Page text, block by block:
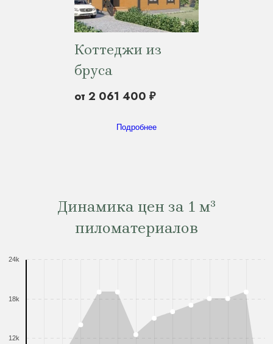
Коттеджи из
бруса
от 2 061 400 ₽
Подробнее
Динамика цен за 1 м³
пиломатериалов
12k
18k
24k